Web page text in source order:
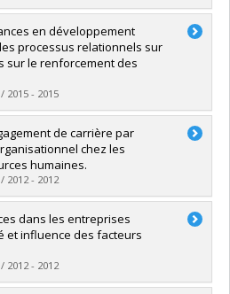
Adaman
Papyrus
en développement
processus relationnels sur
sur le renforcement des
- 2015
Pierre
Papyrus
de carrière par
chez les
humaines.
- 2012
Félix
Papyrus
dans les entreprises
et influence des facteurs
- 2012